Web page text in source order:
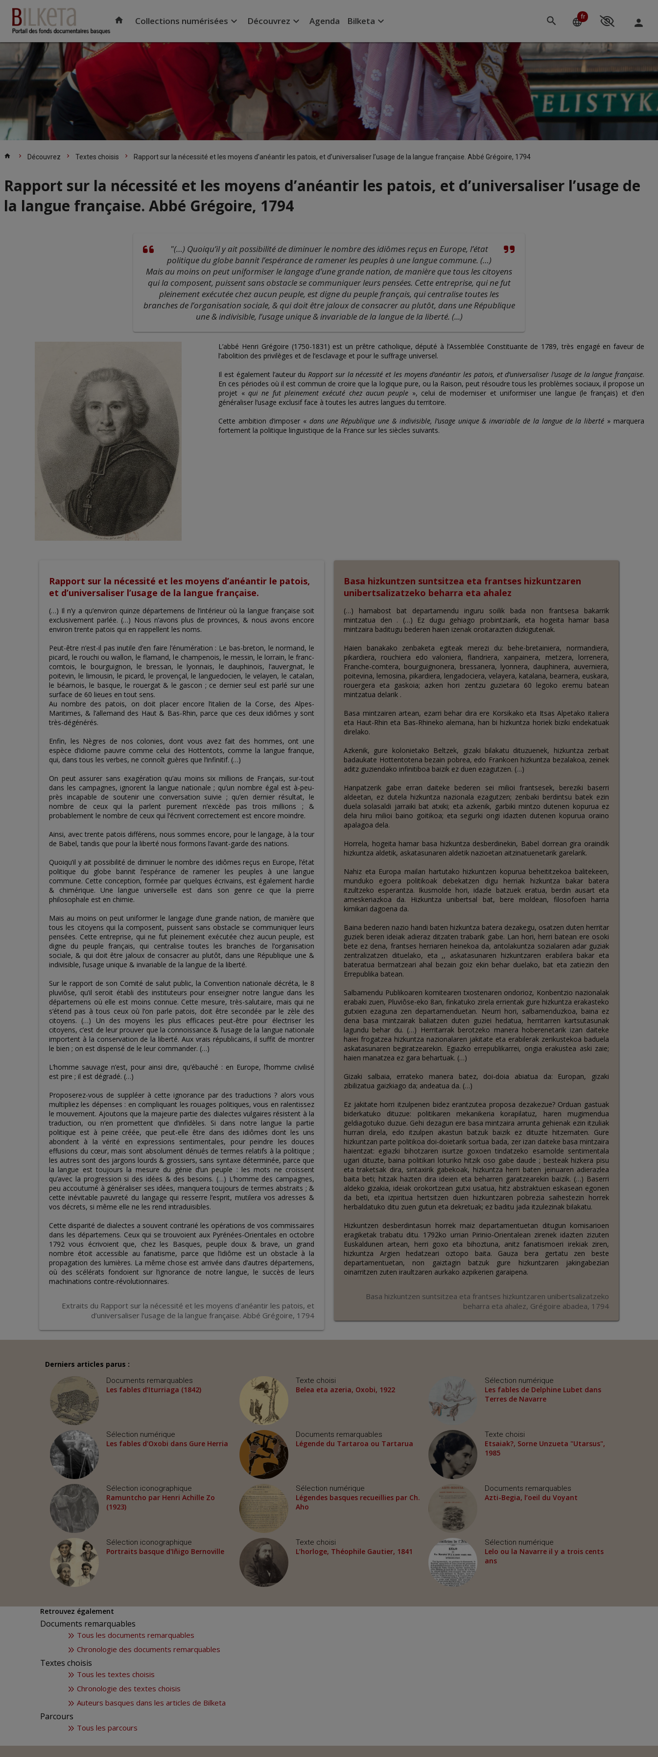
contenu
principal
home Collections numérisées expand_more Découvrez expand_more Agenda Bilketa expand_more language
Changement
langue
fr
OPTIONSperson
home Accueil
chevron_right Découvrez chevron_right Textes choisis chevron_right Rapport sur la nécessité et les moyens d’anéantir les patois, et d’universaliser l’usage de la langue française. Abbé Grégoire, 1794
Rapport sur la nécessité et les moyens d’anéantir les patois, et d’universaliser l’usage de
la langue française. Abbé Grégoire, 1794
"(…) Quoiqu’il y ait possibilité de diminuer le nombre des idiômes reçus en Europe, l’état
politique du globe bannit l’espérance de ramener les peuples à une langue commune. (…)
Mais au moins on peut uniformiser le langage d’une grande nation, de manière que tous les citoyens
qui la composent, puissent sans obstacle se communiquer leurs pensées. Cette entreprise, qui ne fut
pleinement exécutée chez aucun peuple, est digne du peuple français, qui centralise toutes les
branches de l’organisation sociale, & qui doit être jaloux de consacrer au plutôt, dans une République
une & indivisible, l’usage unique & invariable de la langue de la liberté. (...)
L’abbé Henri Grégoire (1750-1831) est un prêtre catholique, député à l’Assemblée Constituante de 1789, très engagé en faveur de
l’abolition des privilèges et de l’esclavage et pour le suffrage universel.
Il est également l’auteur duRapport sur la nécessité et les moyens d’anéantir les patois, et d’universaliser l’usage de la langue française.
En ces périodes où il est commun de croire que la logique pure, ou la Raison, peut résoudre tous les problèmes sociaux, il propose un
projet «qui ne fut pleinement exécuté chez aucun peuple », celui de moderniser et uniformiser une langue (le français) et d’en
généraliser l’usage exclusif face à toutes les autres langues du territoire.
Cette ambition d’imposer « dans une République une & indivisible, l’usage unique & invariable de la langue de la liberté » marquera
fortement la politique linguistique de la France sur les siècles suivants.
Rapport sur la nécessité et les moyens d’anéantir le patois,
et d’universaliser l’usage de la langue française.
(…) Il n’y a qu’environ quinze départemens de l’intérieur où la langue française soit
exclusivement parlée. (…) Nous n’avons plus de provinces, & nous avons encore
environ trente patois qui en rappellent les noms.
Peut-être n’est-il pas inutile d’en faire l’énumération : Le bas-breton, le normand, le
picard, le rouchi ou wallon, le flamand, le champenois, le messin, le lorrain, le franc-
comtois, le bourguignon, le bressan, le lyonnais, le dauphinois, l’auvergnat, le
poitevin, le limousin, le picard, le provençal, le languedocien, le velayen, le catalan,
le béarnois, le basque, le rouergat & le gascon ; ce dernier seul est parlé sur une
surface de 60 lieues en tout sens.
Au nombre des patois, on doit placer encore l’italien de la Corse, des Alpes-
Maritimes, & l’allemand des Haut & Bas-Rhin, parce que ces deux idiômes y sont
très-dégénérés.
Enfin, les Nègres de nos colonies, dont vous avez fait des hommes, ont une
espèce d’idiome pauvre comme celui des Hottentots, comme la langue franque,
qui, dans tous les verbes, ne connoît guères que l’infinitif. (…)
On peut assurer sans exagération qu’au moins six millions de Français, sur-tout
dans les campagnes, ignorent la langue nationale ; qu’un nombre égal est à-peu-
près incapable de soutenir une conversation suivie ; qu’en dernier résultat, le
nombre de ceux qui la parlent purement n’excède pas trois millions ; &
probablement le nombre de ceux qui l’écrivent correctement est encore moindre.
Ainsi, avec trente patois différens, nous sommes encore, pour le langage, à la tour
de Babel, tandis que pour la liberté nous formons l’avant-garde des nations.
Quoiqu’il y ait possibilité de diminuer le nombre des idiômes reçus en Europe, l’état
politique du globe bannit l’espérance de ramener les peuples à une langue
commune. Cette conception, formée par quelques écrivains, est également hardie
& chimérique. Une langue universelle est dans son genre ce que la pierre
philosophale est en chimie.
Mais au moins on peut uniformer le langage d’une grande nation, de manière que
tous les citoyens qui la composent, puissent sans obstacle se communiquer leurs
pensées. Cette entreprise, qui ne fut pleinement exécutée chez aucun peuple, est
digne du peuple français, qui centralise toutes les branches de l’organisation
sociale, & qui doit être jaloux de consacrer au plutôt, dans une République une &
indivisible, l’usage unique & invariable de la langue de la liberté.
Sur le rapport de son Comité de salut public, la Convention nationale décréta, le 8
pluviôse, qu’il seroit établi des instituteurs pour enseigner notre langue dans les
départemens où elle est moins connue. Cette mesure, très-salutaire, mais qui ne
s’étend pas à tous ceux où l’on parle patois, doit être secondée par le zèle des
citoyens. (…) Un des moyens les plus efficaces peut-être pour électriser les
citoyens, c’est de leur prouver que la connoissance & l’usage de la langue nationale
importent à la conservation de la liberté. Aux vrais républicains, il suffit de montrer
le bien ; on est dispensé de le leur commander. (…)
L’homme sauvage n’est, pour ainsi dire, qu’ébauché : en Europe, l’homme civilisé
est pire ; il est dégradé. (…)
Proposerez-vous de suppléer à cette ignorance par des traductions ? alors vous
multipliez les dépenses : en compliquant les rouages politiques, vous en ralentissez
le mouvement. Ajoutons que la majeure partie des dialectes vulgaires résistent à la
traduction, ou n’en promettent que d’infidèles. Si dans notre langue la partie
politique est à peine créée, que peut-elle être dans des idiômes dont les uns
abondent à la vérité en expressions sentimentales, pour peindre les douces
effusions du cœur, mais sont absolument dénués de termes relatifs à la politique ;
les autres sont des jargons lourds & grossiers, sans syntaxe déterminée, parce que
la langue est toujours la mesure du génie d’un peuple : les mots ne croissent
qu’avec la progression si des idées & des besoins. (…) L’homme des campagnes,
peu accoutumé à généraliser ses idées, manquera toujours de termes abstraits ; &
cette inévitable pauvreté du langage qui resserre l’esprit, mutilera vos adresses &
vos décrets, si même elle ne les rend intraduisibles.
Cette disparité de dialectes a souvent contrarié les opérations de vos commissaires
dans les départemens. Ceux qui se trouvoient aux Pyrénées-Orientales en octobre
1792 vous écrivoient que, chez les Basques, peuple doux & brave, un grand
nombre étoit accessible au fanatisme, parce que l’idiôme est un obstacle à la
propagation des lumières. La même chose est arrivée dans d’autres départemens,
où des scélérats fondoient sur l’ignorance de notre langue, le succès de leurs
machinations contre-révolutionnaires.
Extraits du Rapport sur la nécessité et les moyens d’anéantir les patois, et
d’universaliser l’usage de la langue française. Abbé Grégoire, 1794
Basa hizkuntzen suntsitzea eta frantses hizkuntzaren
unibertsalizatzeko beharra eta ahalez
(…) hamabost bat departamendu inguru soilik bada non frantsesa bakarrik
mintzatua den . (…) Ez dugu gehiago probintziarik, eta hogeita hamar basa
mintzaira baditugu bederen haien izenak oroitarazten dizkigutenak.
Haien banakako zenbaketa egiteak merezi du: behe-bretainiera, normandiera,
pikardiera, rouchiera edo valoniera, flandriera, xanpainera, metzera, lorrenera,
Franche-comtera, bourguignonera, bressanera, lyonnera, dauphinera, auverniera,
poitevina, lemosina, pikardiera, lengadociera, velayera, katalana, bearnera, euskara,
rouergera eta gaskoia; azken hori zentzu guzietara 60 legoko eremu batean
mintzatua delarik .
Basa mintzairen artean, ezarri behar dira ere Korsikako eta Itsas Alpetako italiera
eta Haut-Rhin eta Bas-Rhineko alemana, han bi hizkuntza horiek biziki endekatuak
direlako.
Azkenik, gure kolonietako Beltzek, gizaki bilakatu dituzuenek, hizkuntza zerbait
badaukate Hottentotena bezain pobrea, edo Frankoen hizkuntza bezalakoa, zeinek
aditz guziendako infinitiboa baizik ez duen ezagutzen. (…)
Hanpatzerik gabe erran daiteke bederen sei milioi frantsesek, bereziki baserri
aldeetan, ez dutela hizkuntza nazionala ezagutzen; zenbaki berdintsu batek ezin
duela solasaldi jarraiki bat atxiki; eta azkenik, garbiki mintzo dutenen kopurua ez
dela hiru milioi baino goitikoa; eta segurki ongi idazten dutenen kopurua oraino
apalagoa dela.
Horrela, hogeita hamar basa hizkuntza desberdinekin, Babel dorrean gira oraindik
hizkuntza aldetik, askatasunaren aldetik nazioetan aitzinatuenetarik garelarik.
Nahiz eta Europa mailan hartutako hizkuntzen kopurua beheititzekoa balitekeen,
munduko egoera politikoak debekatzen digu herriak hizkuntza bakar batera
itzultzeko esperantza. Ikusmolde hori, idazle batzuek eratua, berdin ausart eta
ameskeriazkoa da. Hizkuntza unibertsal bat, bere moldean, filosofoen harria
kimikari dagoena da.
Baina bederen nazio handi baten hizkuntza batera dezakegu, osatzen duten herritar
guziek beren ideiak adieraz ditzaten trabarik gabe. Lan hori, herri batean ere osoki
bete ez dena, frantses herriaren heinekoa da, antolakuntza sozialaren adar guziak
zentralizatzen dituelako, eta ,, askatasunaren hizkuntzaren erabilera bakar eta
bateratua bermatzeari ahal bezain goiz ekin behar duelako, bat eta zatiezin den
Errepublika batean.
Salbamendu Publikoaren komitearen txostenaren ondorioz, Konbentzio nazionalak
erabaki zuen, Pluviôse-eko 8an, finkatuko zirela errientak gure hizkuntza erakasteko
gutxien ezaguna zen departamenduetan. Neurri hori, salbamenduzkoa, baina ez
dena basa mintzairak baliatzen duten guziei hedatua, herritarren kartsutasunak
lagundu behar du. (…) Herritarrak berotzeko manera hoberenetarik izan daiteke
haiei frogatzea hizkuntza nazionalaren jakitate eta erabilerak zerikustekoa baduela
askatasunaren begiratzearekin. Egiazko errepublikarrei, ongia erakustea aski zaie;
haien manatzea ez gara behartuak. (…)
Gizaki salbaia, errateko manera batez, doi-doia abiatua da: Europan, gizaki
zibilizatua gaizkiago da; andeatua da. (…)
Ez jakitate horri itzulpenen bidez erantzutea proposa dezakezue? Orduan gastuak
biderkatuko dituzue: politikaren mekanikeria korapilatuz, haren mugimendua
geldiagotuko duzue. Gehi dezagun ere basa mintzaira arrunta gehienak ezin itzuliak
hurran direla, edo itzulpen akastun batzuk baizik ez dituzte hitzematen. Gure
hizkuntzan parte politikoa doi-doietarik sortua bada, zer izan daiteke basa mintzaira
haientzat: egiazki bihotzaren isurtze goxoen tindatzeko esamolde sentimentala
ugari dituzte, baina politikari loturiko hitzik oso gabe daude ; besteak hizkera pisu
eta traketsak dira, sintaxirik gabekoak, hizkuntza herri baten jeinuaren adierazlea
baita beti; hitzak hazten dira ideien eta beharren garatzearekin baizik. (…) Baserri
aldeko gizakia, ideiak orokortzean gutxi usatua, hitz abstraktuen eskasean egonen
da beti, eta izpiritua hertsitzen duen hizkuntzaren pobrezia saihestezin horrek
herbaldatuko ditu zuen gutun eta dekretuak; ez baditu jada itzulezinak bilakatu.
Hizkuntzen desberdintasun horrek maiz departamentuetan ditugun komisarioen
eragiketak trabatu ditu. 1792ko urrian Pirinio-Orientalean zirenek idazten zizuten
Euskaldunen artean, herri goxo eta bihoztuna, anitz fanatismoeri irekiak ziren,
hizkuntza Argien hedatzeari oztopo baita. Gauza bera gertatu zen beste
departamentuetan, non gaiztagin batzuk gure hizkuntzaren jakingabezian
oinarritzen zuten iraultzaren aurkako azpikerien garaipena.
Basa hizkuntzen suntsitzea eta frantses hizkuntzaren unibertsalizatzeko
beharra eta ahalez, Grégoire abadea, 1794
Derniers articles parus :
Documents remarquables
Les fables d’Iturriaga (1842)
Texte choisi
Belea eta azeria, Oxobi, 1922
Sélection numérique
Les fables de Delphine Lubet dans
Terres de Navarre
Sélection numérique
Les fables d'Oxobi dans Gure Herria
Documents remarquables
Légende du Tartaroa ou Tartarua
Texte choisi
Etsaiak?, Sorne Unzueta "Utarsus",
1985
Sélection iconographique
Ramuntcho par Henri Achille Zo
(1923)
Sélection numérique
Légendes basques recueillies par Ch.
Aho
Documents remarquables
Azti-Begia, l’oeil du Voyant
Sélection iconographique
Portraits basque d'Iñigo Bernoville
Texte choisi
L’horloge, Théophile Gautier, 1841
Sélection numérique
Lelo ou la Navarre il y a trois cents
ans
Retrouvez également
Documents remarquables
Tous les documents remarquables
Chronologie des documents remarquables
Textes choisis
Tous les textes choisis
Chronologie des textes choisis
Auteurs basques dans les articles de Bilketa
Parcours
Tous les parcours